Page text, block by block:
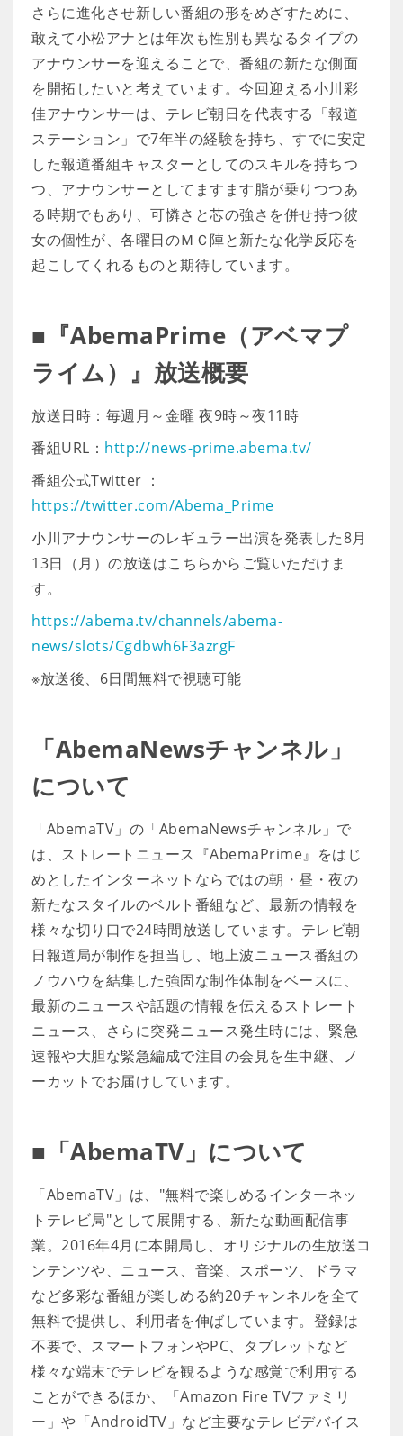
さらに進化させ新しい番組の形をめざすために、
敢えて小松アナとは年次も性別も異なるタイプの
アナウンサーを迎えることで、番組の新たな側面
を開拓したいと考えています。今回迎える小川彩
佳アナウンサーは、テレビ朝日を代表する「報道
ステーション」で7年半の経験を持ち、すでに安定
した報道番組キャスターとしてのスキルを持ちつ
つ、アナウンサーとしてますます脂が乗りつつあ
る時期でもあり、可憐さと芯の強さを併せ持つ彼
女の個性が、各曜日のＭＣ陣と新たな化学反応を
起こしてくれるものと期待しています。
■『AbemaPrime（アベマプ
ライム）』放送概要
放送日時：毎週月～金曜 夜9時～夜11時
番組URL： http://news-prime.abema.tv/
番組公式Twitter ：
https://twitter.com/Abema_Prime
小川アナウンサーのレギュラー出演を発表した8月
13日（月）の放送はこちらからご覧いただけま
す。
https://abema.tv/channels/abema-
news/slots/Cgdbwh6F3azrgF
※放送後、6日間無料で視聴可能
「AbemaNewsチャンネル」
について
「AbemaTV」の「AbemaNewsチャンネル」で
は、ストレートニュース『AbemaPrime』をはじ
めとしたインターネットならではの朝・昼・夜の
新たなスタイルのベルト番組など、最新の情報を
様々な切り口で24時間放送しています。テレビ朝
日報道局が制作を担当し、地上波ニュース番組の
ノウハウを結集した強固な制作体制をベースに、
最新のニュースや話題の情報を伝えるストレート
ニュース、さらに突発ニュース発生時には、緊急
速報や大胆な緊急編成で注目の会見を生中継、ノ
ーカットでお届けしています。
■「AbemaTV」について
「AbemaTV」は、"無料で楽しめるインターネッ
トテレビ局"として展開する、新たな動画配信事
業。2016年4月に本開局し、オリジナルの生放送コ
ンテンツや、ニュース、音楽、スポーツ、ドラマ
など多彩な番組が楽しめる約20チャンネルを全て
無料で提供し、利用者を伸ばしています。登録は
不要で、スマートフォンやPC、タブレットなど
様々な端末でテレビを観るような感覚で利用する
ことができるほか、「Amazon Fire TVファミリ
ー」や「AndroidTV」など主要なテレビデバイス